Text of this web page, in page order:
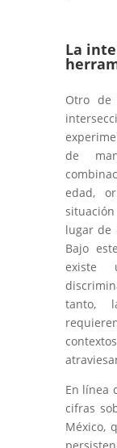
La
Otro de
de
edad,
lugar de
Bajo
existe
tanto,
En línea
cifras
México,